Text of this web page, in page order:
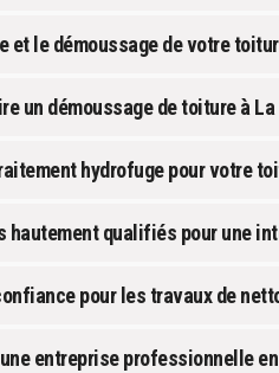
et le démoussage de votre
un démoussage de toiture à La
hydrofuge pour votre
hautement qualifiés pour une
pour les travaux de
une entreprise professionnelle